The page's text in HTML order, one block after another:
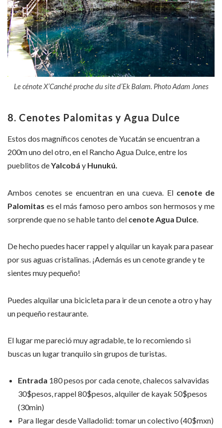
Le cénote X’Canché proche du site d’Ek Balam. Photo Adam Jones
8. Cenotes Palomitas y Agua Dulce
Estos dos magníficos cenotes de Yucatán se encuentran a
200m uno del otro, en el Rancho Agua Dulce, entre los
pueblitos deYalcobá y Hunukú.
Ambos cenotes se encuentran en una cueva. El cenote de
Palomitas es el más famoso pero ambos son hermosos y me
sorprende que no se hable tanto del cenote Agua Dulce
De hecho puedes hacer rappel y alquilar un kayak para pasear
por sus aguas cristalinas. ¡Además es un cenote grande y te
sientes muy pequeño!
Puedes alquilar una bicicleta para ir de un cenote a otro y hay
un pequeño restaurante.
El lugar me pareció muy agradable, te lo recomiendo si
buscas un lugar tranquilo sin grupos de turistas.
Entrada 180 pesos por cada cenote, chalecos salvavidas
30$pesos, rappel 80$pesos, alquiler de kayak 50$pesos
(30min)
Para llegar desde Valladolid: tomar un colectivo (40$mxn)